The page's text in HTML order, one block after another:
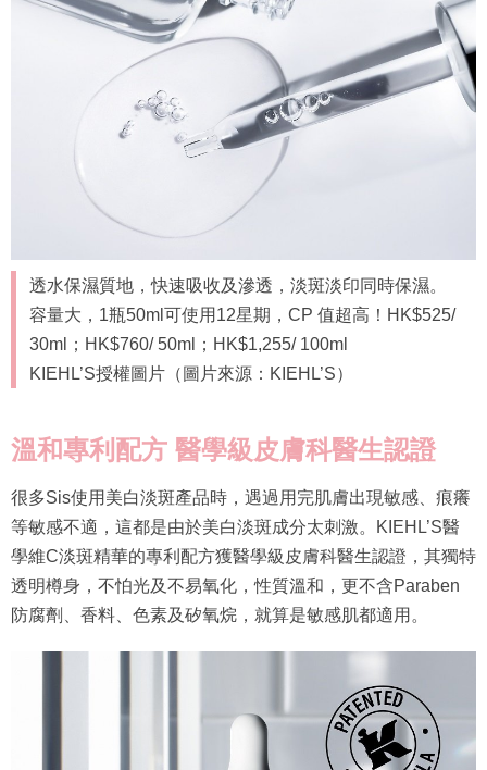
透水保濕質地，快速吸收及滲透，淡斑淡印同時保濕。
容量大，1瓶50ml可使用12星期，CP 值超高！HK$525/
30ml；HK$760/ 50ml；HK$1,255/ 100ml
KIEHL’S授權圖片（圖片來源：KIEHL’S）
溫和專利配方 醫學級皮膚科醫生認證
很多Sis使用美白淡斑產品時，遇過用完肌膚出現敏感、痕癢
等敏感不適，這都是由於美白淡斑成分太刺激。KIEHL’S醫
學維C淡斑精華的專利配方獲醫學級皮膚科醫生認證，其獨特
透明樽身，不怕光及不易氧化，性質溫和，更不含Paraben
防腐劑、香料、色素及矽氧烷，就算是敏感肌都適用。